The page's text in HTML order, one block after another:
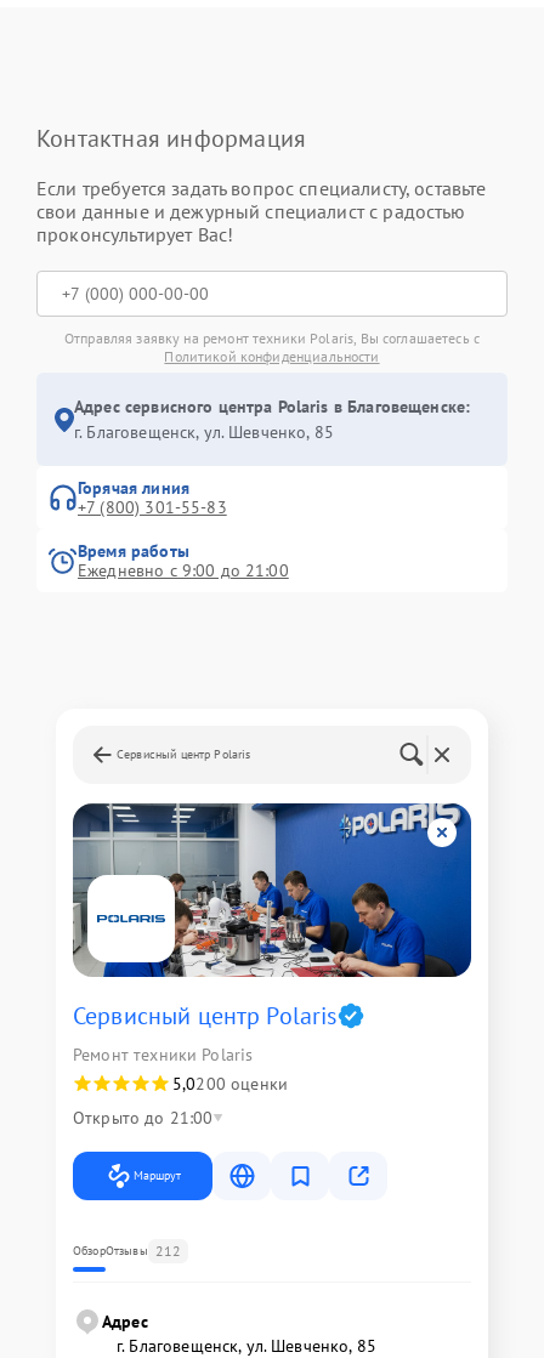
Контактная информация
Если требуется задать вопрос специалисту, оставьте
свои данные и дежурный специалист с радостью
проконсультирует Вас!
Отправляя заявку на ремонт техники Polaris, Вы соглашаетесь с
Политикой конфиденциальности
Адрес сервисного центра Polaris в Благовещенске:
г. Благовещенск, ул. Шевченко, 85
Горячая линия
+7 (800) 301-55-83
Время работы
Ежедневно с 9:00 до 21:00
Сервисный центр Polaris
Сервисный центр Polaris
Ремонт техники Polaris
5,0200 оценки
Открыто до 21:00
Маршрут
ОбзорОтзывы 212
Адрес
г. Благовещенск, ул. Шевченко, 85